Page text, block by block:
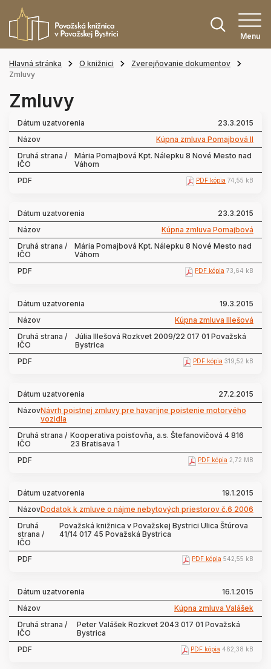
Menu
Hlavná stránka O knižnici
Zverejňovanie dokumentov
Zmluvy
Zmluvy
23.3.2015
Kúpna zmluva Pomajbová II
Mária Pomajbová Kpt. Nálepku 8 Nové Mesto nad
Váhom
PDF kópia 74,55 kB
23.3.2015
Kúpna zmluva Pomajbová
Mária Pomajbová Kpt. Nálepku 8 Nové Mesto nad
Váhom
PDF kópia 73,64 kB
19.3.2015
Kúpna zmluva Illešová
Júlia Illešová Rozkvet 2009/22 017 01 Považská
Bystrica
PDF kópia 319,52 kB
27.2.2015
Návrh poistnej zmluvy pre havarijne poistenie motorvého
vozidla
Kooperativa poisťovňa, a.s. Štefanovičová 4 816
23 Bratisava 1
PDF kópia 2,72 MB
19.1.2015
Dodatok k zmluve o nájme nebytových priestorov č.6 2006
Považská knižnica v Považskej Bystrici Ulica Štúrova
41/14 017 45 Považská Bystrica
PDF kópia 542,55 kB
16.1.2015
Kúpna zmluva Valášek
Peter Valášek Rozkvet 2043 017 01 Považská
Bystrica
PDF kópia 462,38 kB